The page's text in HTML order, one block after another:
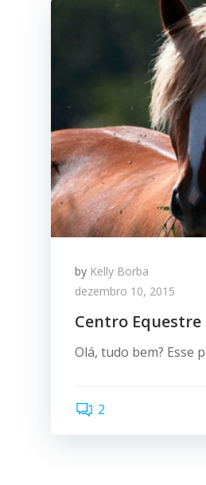
by Kelly Borba
dezembro 10, 2015
Centro Equestre
Olá, tudo bem? Esse
2